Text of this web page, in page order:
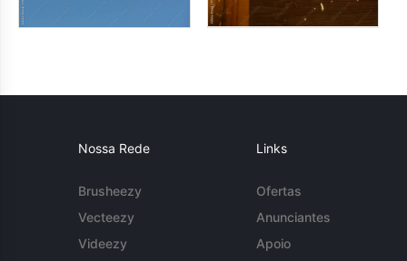
Nossa Rede
Brusheezy
Vecteezy
Videezy
Links
Ofertas
Anunciantes
Apoio